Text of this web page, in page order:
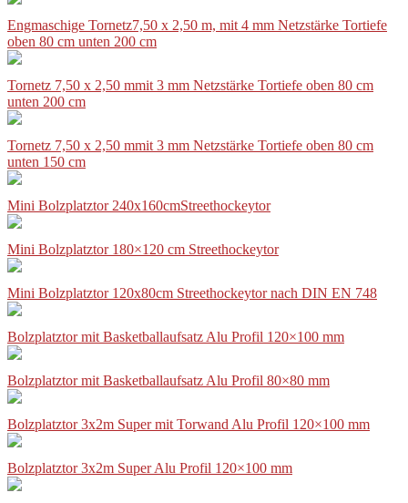
Engmaschige Tornetz7,50 x 2,50 m, mit 4 mm Netzstärke Tortiefe
oben 80 cm unten 200 cm
Tornetz 7,50 x 2,50 mmit 3 mm Netzstärke Tortiefe oben 80 cm
unten 200 cm
Tornetz 7,50 x 2,50 mmit 3 mm Netzstärke Tortiefe oben 80 cm
unten 150 cm
Mini Bolzplatztor 240x160cmStreethockeytor
Mini Bolzplatztor 180×120 cm Streethockeytor
Mini Bolzplatztor 120x80cm Streethockeytor nach DIN EN 748
Bolzplatztor mit Basketballaufsatz Alu Profil 120×100 mm
Bolzplatztor mit Basketballaufsatz Alu Profil 80×80 mm
Bolzplatztor 3x2m Super mit Torwand Alu Profil 120×100 mm
Bolzplatztor 3x2m Super Alu Profil 120×100 mm